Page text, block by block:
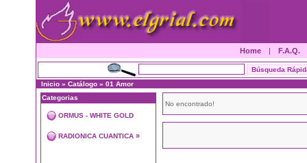
Home | F.A.Q.
Inicio » Catálogo » 01 Amor
Categorias
ORMUS - WHITE GOLD
RADIONICA CUANTICA »
No encontrado!